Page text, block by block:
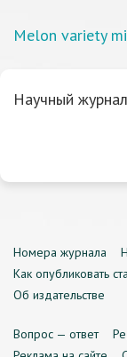
Melon variety
Научный
Номера журнала
Как опубликовать
Об издательстве
Вопрос — ответ